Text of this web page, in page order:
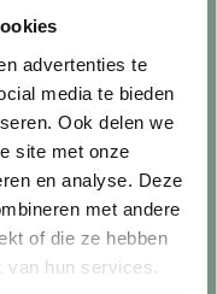
advertenties te
media te bieden
Ook delen we
site met onze
en analyse. Deze
met andere
of die ze hebben
hun services.
aan